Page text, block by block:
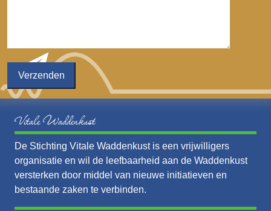
Vitale Waddenkust
De Stichting Vitale Waddenkust is een vrijwilligers
organisatie en wil de leefbaarheid aan de Waddenkust
versterken door middel van nieuwe initiatieven en
bestaande zaken te verbinden.